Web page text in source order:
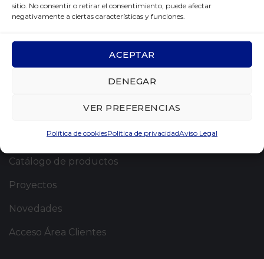
sitio. No consentir o retirar el consentimiento, puede afectar
negativamente a ciertas características y funciones.
ACEPTAR
DENEGAR
VER PREFERENCIAS
Política de cookiesPolítica de privacidadAviso Legal
Productos
Catálogo de productos
Proyectos
Novedades
Acceso Área Clientes